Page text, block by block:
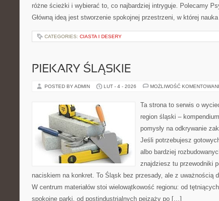
różne ścieżki i wybierać to, co najbardziej intryguje. Polecamy
Główną ideą jest stworzenie spokojnej przestrzeni, w której
CATEGORIES: CIASTA I DESERY
PIEKARY ŚLĄSKIE
POSTED BY ADMIN LUT - 4 - 2026 MOŻLIWOŚĆ
Ta strona to serwis o
region śląski –
pomysły na odkrywanie
Jeśli potrzebujesz
albo bardziej
znajdziesz tu przewodniki
naciskiem na konkret. To Śląsk bez przesady, ale z uważnością
W centrum materiałów stoi wielowątkowość regionu: od
spokojne parki, od postindustrialnych pejzaży po […]